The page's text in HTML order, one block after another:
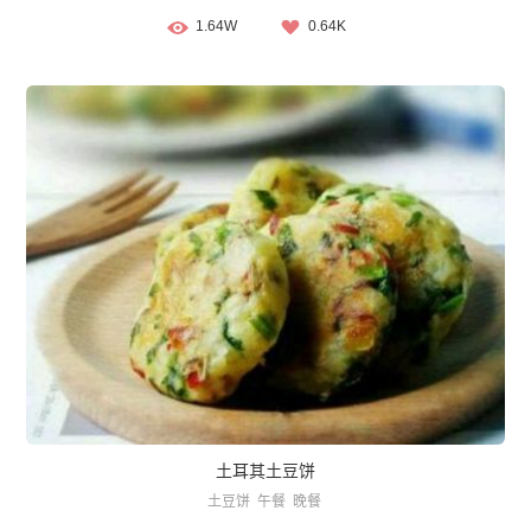
1.64W 0.64K
土耳其土豆饼
土豆饼 午餐 晚餐